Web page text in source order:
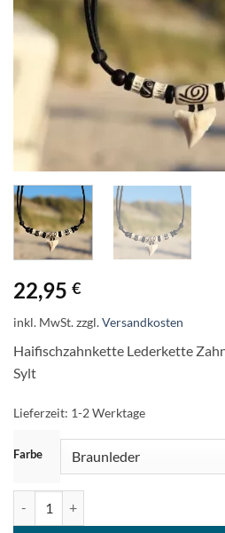
22,95 €
inkl. MwSt.zzgl.Versandkosten
Haifischzahnkette Lederkette
Sylt
Lieferzeit: 1-2 Werktage
Farbe